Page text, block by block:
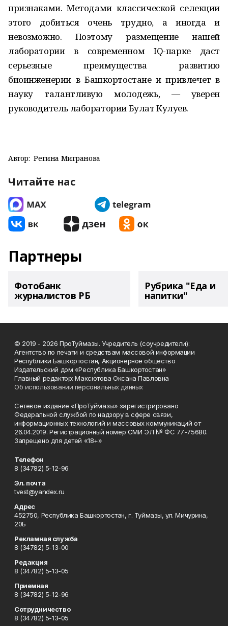
признаками. Методами классической селекции
этого добиться очень трудно, а иногда и
невозможно. Поэтому размещение нашей
лаборатории в современном IQ-парке даст
серьезные преимущества развитию
биоинженерии в Башкортостане и привлечет в
науку талантливую молодежь, — уверен
руководитель лаборатории Булат Кулуев.
Автор: Регина Мигранова
Читайте нас
Партнеры
Фотобанк
журналистов РБ
Рубрика "Еда и
напитки"
© 2019 - 2026 ПроТуймазы. Учредитель (соучредители):
Агентство по печати и средствам массовой информации
Республики Башкортостан, Акционерное общество
Издательский дом «Республика Башкортостан»
Главный редактор: Максютова Оксана Павловна
Об использовании персональных данных
Сетевое издание «ПроТуймазы» зарегистрировано
Федеральной службой по надзору в сфере связи,
информационных технологий и массовых коммуникаций от
26.04.2019. Регистрационный номер СМИ ЭЛ № ФС 77-75680.
Запрещено для детей «18+»
Телефон
8 (34782) 5-12-96
Эл. почта
tvest@yandex.ru
Адрес
452750, Республика Башкортостан, г. Туймазы, ул. Мичурина,
20Б
Рекламная служба
8 (34782) 5-13-00
Редакция
8 (34782) 5-13-05
Приемная
8 (34782) 5-12-96
Сотрудничество
8 (34782) 5-13-05